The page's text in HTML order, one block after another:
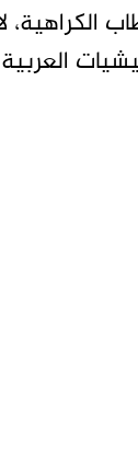
العربية